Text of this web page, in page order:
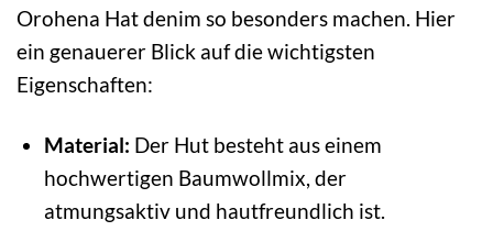
Orohena Hat denim so besonders machen. Hier
ein genauerer Blick auf die wichtigsten
Eigenschaften:
Material: Der Hut besteht aus einem
hochwertigen Baumwollmix, der
atmungsaktiv und hautfreundlich ist.